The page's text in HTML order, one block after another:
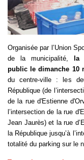
Organisée par l’Union
de la municipalité, la
public le dimanche 10
du centre-ville : les
République (de
de la rue d'Estienne
l’intersection de la rue
Jean Jaurès) et la rue
la République jusqu’à
totalité du parking sur le